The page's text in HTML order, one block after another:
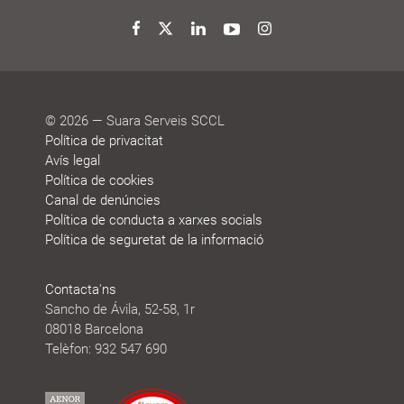
reconeixementsFacebook
TwitterLinkedInYouTubeInstagram
© 2026 — Suara Serveis SCCL
Política de privacitat
Avís legal
Política de cookies
Canal de denúncies
Política de conducta a xarxes socials
Política de seguretat de la informació
Contacta'ns
Sancho de Ávila, 52-58, 1r
08018 Barcelona
Telèfon: 932 547 690